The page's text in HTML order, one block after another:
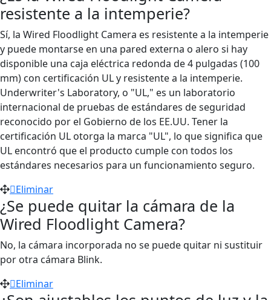
resistente a la intemperie?
Sí, la Wired Floodlight Camera es resistente a la intemperie
y puede montarse en una pared externa o alero si hay
disponible una caja eléctrica redonda de 4 pulgadas (100
mm) con certificación UL y resistente a la intemperie.
Underwriter's Laboratory, o "UL," es un laboratorio
internacional de pruebas de estándares de seguridad
reconocido por el Gobierno de los EE.UU. Tener la
certificación UL otorga la marca "UL", lo que significa que
UL encontró que el producto cumple con todos los
estándares necesarios para un funcionamiento seguro.
Eliminar
¿Se puede quitar la cámara de la
Wired Floodlight Camera?
No, la cámara incorporada no se puede quitar ni sustituir
por otra cámara Blink.
Eliminar